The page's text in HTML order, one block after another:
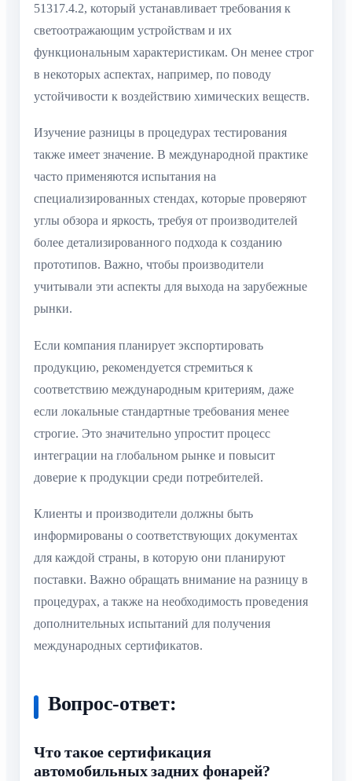
51317.4.2, который устанавливает требования к
светоотражающим устройствам и их
функциональным характеристикам. Он менее строг
в некоторых аспектах, например, по поводу
устойчивости к воздействию химических веществ.
Изучение разницы в процедурах тестирования
также имеет значение. В международной практике
часто применяются испытания на
специализированных стендах, которые проверяют
углы обзора и яркость, требуя от производителей
более детализированного подхода к созданию
прототипов. Важно, чтобы производители
учитывали эти аспекты для выхода на зарубежные
рынки.
Если компания планирует экспортировать
продукцию, рекомендуется стремиться к
соответствию международным критериям, даже
если локальные стандартные требования менее
строгие. Это значительно упростит процесс
интеграции на глобальном рынке и повысит
доверие к продукции среди потребителей.
Клиенты и производители должны быть
информированы о соответствующих документах
для каждой страны, в которую они планируют
поставки. Важно обращать внимание на разницу в
процедурах, а также на необходимость проведения
дополнительных испытаний для получения
международных сертификатов.
Вопрос-ответ:
Что такое сертификация
автомобильных задних фонарей?